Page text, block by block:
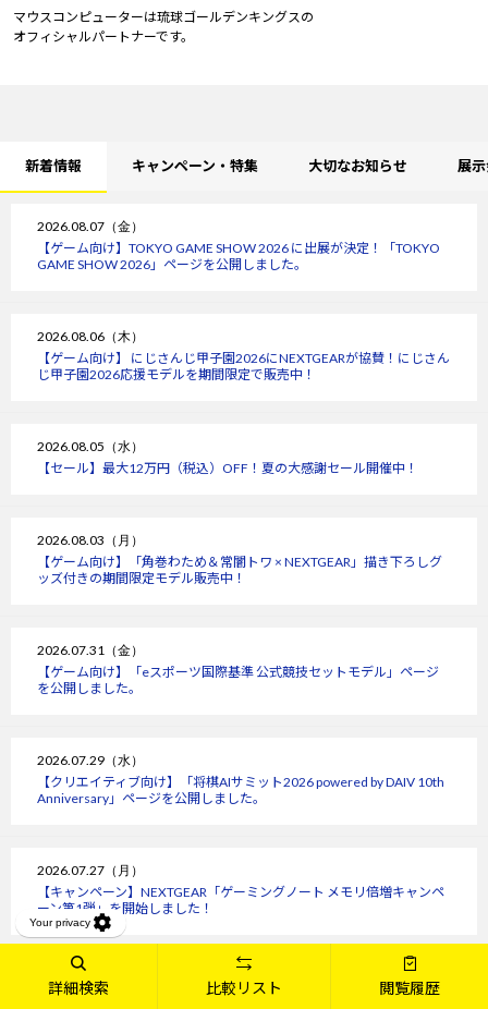
詳細検索 比較リスト 閲覧履歴
マウスコンピューターは琉球ゴールデンキングスの
オフィシャルパートナーです。
新着情報 キャンペーン・特集 大切なお知らせ 展
2026.08.07（金）
【ゲーム向け】TOKYO GAME SHOW 2026 に出展が決定！「TOKYO
GAME SHOW 2026」ページを公開しました。
2026.08.06（木）
【ゲーム向け】 にじさんじ甲子園2026にNEXTGEARが協賛！にじさん
じ甲子園2026応援モデルを期間限定で販売中！
2026.08.05（水）
【セール】最大12万円（税込）OFF！夏の大感謝セール開催中！
2026.08.03（月）
【ゲーム向け】「角巻わため＆常闇トワ × NEXTGEAR」描き下ろしグ
ッズ付きの期間限定モデル販売中！
2026.07.31（金）
【ゲーム向け】「eスポーツ国際基準 公式競技セットモデル」ページ
を公開しました。
2026.07.29（水）
【クリエイティブ向け】「将棋AIサミット2026 powered by DAIV 10th
Anniversary」ページを公開しました。
2026.07.27（月）
【キャンペーン】NEXTGEAR「ゲーミングノート メモリ倍増キャンペ
ーン第1弾」を開始しました！
2026.07.23（木）